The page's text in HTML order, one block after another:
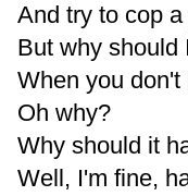
And try to cop
But why should
When you
Oh why?
Why should it
Well, I'm fine,